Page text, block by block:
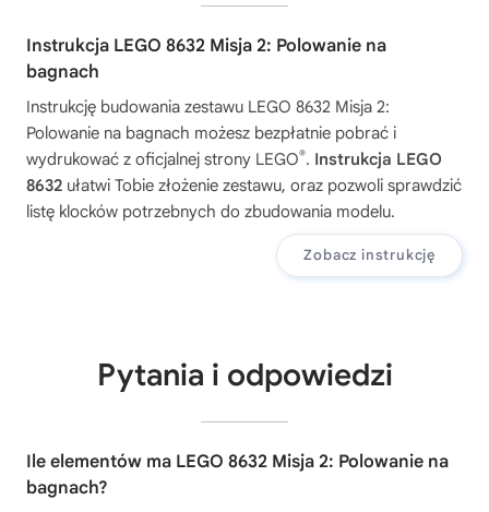
Instrukcja LEGO 8632 Misja 2: Polowanie na
bagnach
Instrukcję budowania zestawu LEGO 8632 Misja 2:
Polowanie na bagnach możesz bezpłatnie pobrać i
wydrukować z oficjalnej strony LEGO®. Instrukcja LEGO
8632 ułatwi Tobie złożenie zestawu, oraz pozwoli sprawdzić
listę klocków potrzebnych do zbudowania modelu.
Zobacz instrukcję
Pytania i odpowiedzi
Ile elementów ma LEGO 8632 Misja 2: Polowanie na
bagnach?